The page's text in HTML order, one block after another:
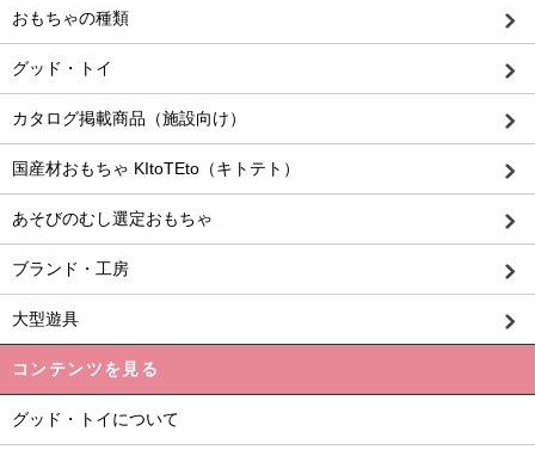
おもちゃの種類
グッド・トイ
カタログ掲載商品（施設向け）
国産材おもちゃ KItoTEto（キトテト）
あそびのむし選定おもちゃ
ブランド・工房
大型遊具
コンテンツを見る
グッド・トイについて